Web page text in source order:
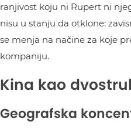
ranjivost koju ni Rupert ni
nisu u stanju da otklone:
se menja na načine za koje
kompaniju.
Kina kao
Geografska